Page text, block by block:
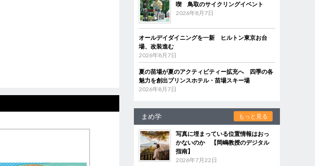
喫 鳥取のサイクリングイベント
2026年8月7日
オールデイダイニングを一新 ヒルトン東京お台
場、改装進む
2026年8月7日
夏の苗場が夏のアクティビティー拡充へ 四季の各
魅力を創出プリンスホテル・苗場スキー場
2026年8月7日
まめ学 もっと見る
写真に埋まっている位置情報はおっ
かないのか 【岡嶋教授のデジタル
指南】
2026年7月22日